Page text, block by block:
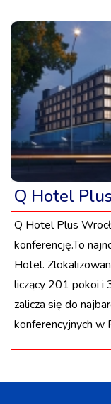
Q Hotel
Q Hotel Plus
konferencję.To
Hotel.
liczący 201 pokoi i
zalicza się do
konferencyjnych w